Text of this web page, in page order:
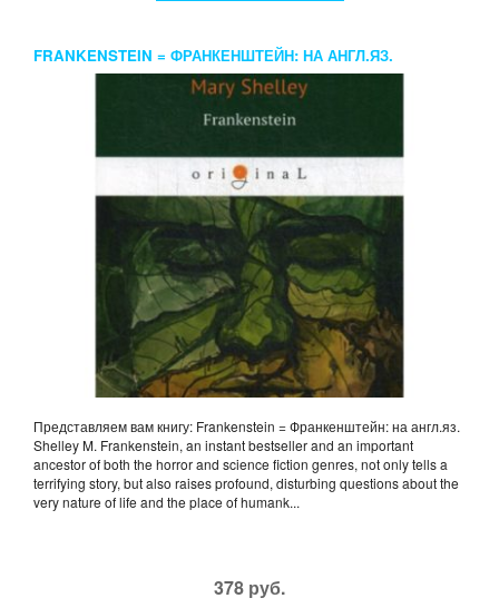
FRANKENSTEIN = ФРАНКЕНШТЕЙН: НА АНГЛ.ЯЗ.
SHELLEY M.
Представляем вам книгу: Frankenstein = Франкенштейн: на англ.яз.
Shelley M. Frankenstein, an instant bestseller and an important
ancestor of both the horror and science fiction genres, not only tells a
terrifying story, but also raises profound, disturbing questions about the
very nature of life and the place of humank...
378 руб.